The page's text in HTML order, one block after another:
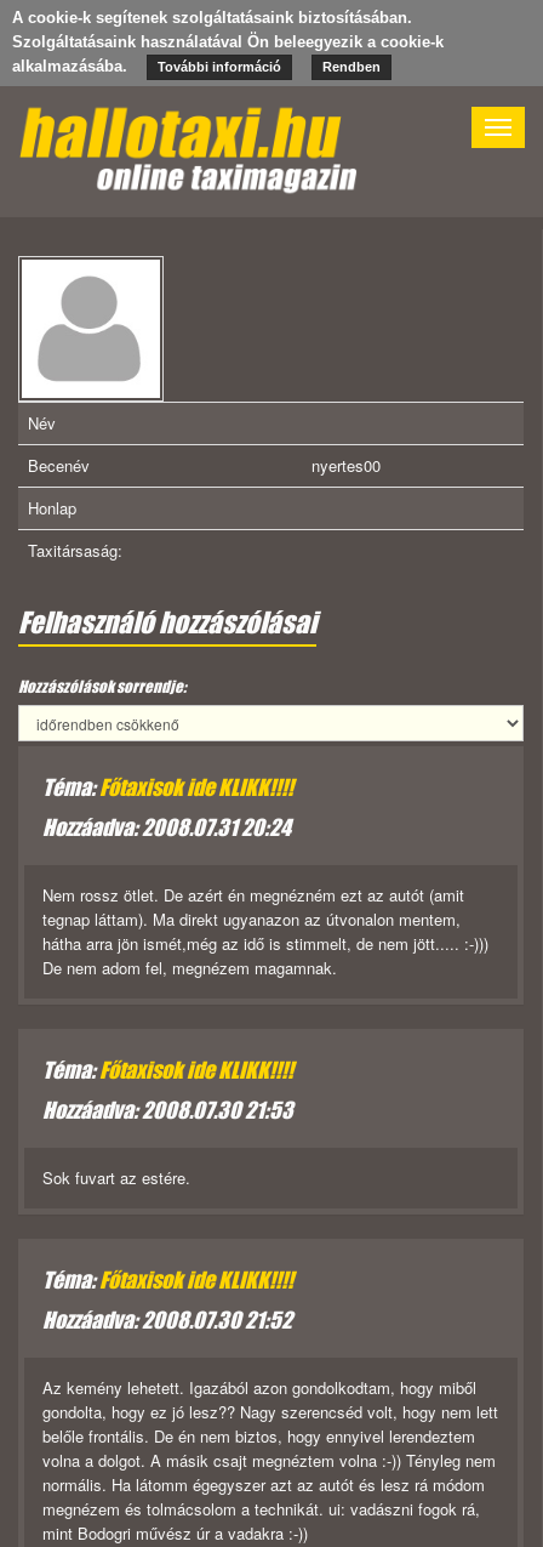
A cookie-k segítenek szolgáltatásaink biztosításában.
Szolgáltatásaink használatával Ön beleegyezik a cookie-k
alkalmazásába.
További információ Rendben
Toggle
Név
Becenév
nyertes00
Honlap
Taxitársaság:
Felhasználó hozzászólásai
Hozzászólások sorrendje:
Téma:Főtaxisok ide KLIKK!!!!
Hozzáadva: 2008.07.31 20:24
Nem rossz ötlet. De azért én megnézném ezt az autót (amit
tegnap láttam). Ma direkt ugyanazon az útvonalon mentem,
hátha arra jön ismét,még az idő is stimmelt, de nem jött..... :-)))
De nem adom fel, megnézem magamnak.
Téma:Főtaxisok ide KLIKK!!!!
Hozzáadva: 2008.07.30 21:53
Sok fuvart az estére.
Téma:Főtaxisok ide KLIKK!!!!
Hozzáadva: 2008.07.30 21:52
Az kemény lehetett. Igazából azon gondolkodtam, hogy miből
gondolta, hogy ez jó lesz?? Nagy szerencséd volt, hogy nem lett
belőle frontális. De én nem biztos, hogy ennyivel lerendeztem
volna a dolgot. A másik csajt megnéztem volna :-)) Tényleg nem
normális. Ha látomm égegyszer azt az autót és lesz rá módom
megnézem és tolmácsolom a technikát. ui: vadászni fogok rá,
mint Bodogri művész úr a vadakra :-))